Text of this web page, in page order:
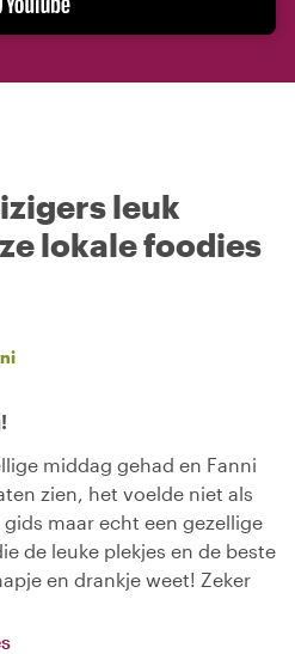
leuk
lokale foodies
middag gehad en Fanni
zien, het voelde niet als
maar echt een gezellige
de leuke plekjes en de beste
en drankje weet! Zeker